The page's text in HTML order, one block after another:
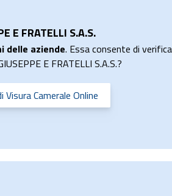
E FRATELLI S.A.S.
delle aziende. Essa consente di
E FRATELLI S.A.S.?
Visura Camerale Online